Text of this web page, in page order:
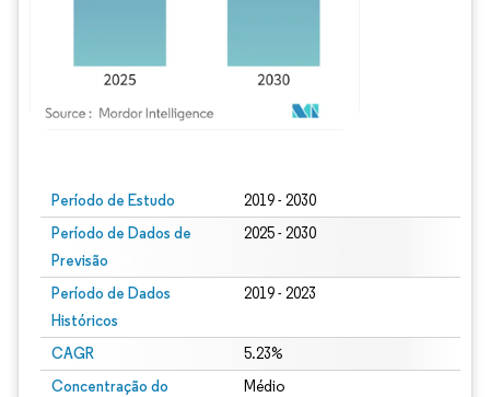
Período de Estudo 2019 - 2030
Período de Dados de
Previsão
2025 - 2030
Período de Dados
Históricos
2019 - 2023
CAGR 5.23%
Concentração do
Médio